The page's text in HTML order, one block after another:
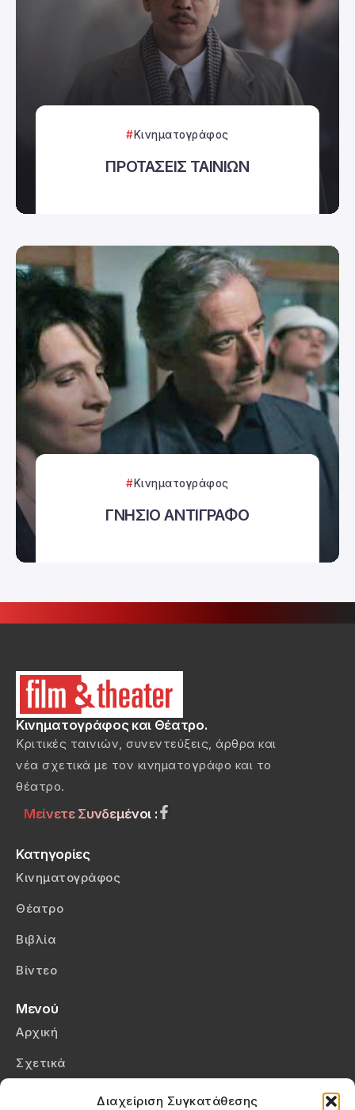
Διαχείριση Συγκατάθεσης
Κινηματογράφος
ΠΡΟΤΑΣΕΙΣ ΤΑΙΝΙΩΝ
Κινηματογράφος
ΓΝΗΣΙΟ ΑΝΤΙΓΡΑΦΟ
Κινηματογράφος και Θέατρο.
Κριτικές ταινιών, συνεντεύξεις, άρθρα και
νέα σχετικά με τον κινηματογράφο και το
θέατρο.
Μείνετε Συνδεμένοι :
Κατηγορίες
Κινηματογράφος
Θέατρο
Βιβλία
Βίντεο
Μενού
Αρχική
Σχετικά